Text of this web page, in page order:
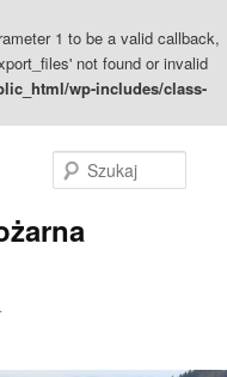
1 to be a valid callback,
not found or invalid
wp-includes/class-